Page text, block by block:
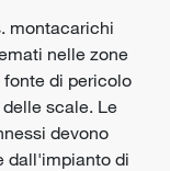
montacarichi
nelle zone
di pericolo
scale. Le
devono
dall'impianto di